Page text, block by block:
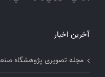
آخرین اخبار
مجله تصویری پژوهشگاه